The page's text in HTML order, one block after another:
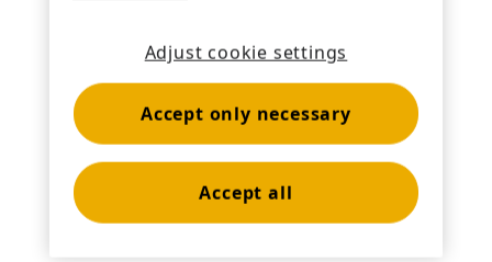
Adjust cookie settings
Accept only necessary
Accept all